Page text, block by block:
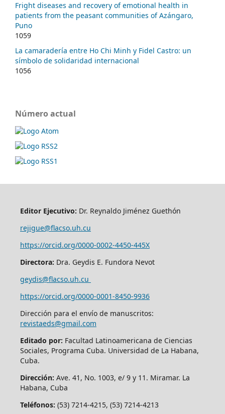
Fright diseases and recovery of emotional health in
patients from the peasant communities of Azángaro,
Puno
1059
La camaradería entre Ho Chi Minh y Fidel Castro: un
símbolo de solidaridad internacional
1056
Número actual
Editor Ejecutivo: Dr. Reynaldo Jiménez Guethón
rejigue@flacso.uh.cu
https://orcid.org/0000-0002-4450-445X
Directora: Dra. Geydis E. Fundora Nevot
geydis@flacso.uh.cu
https://orcid.org/0000-0001-8450-9936
Dirección para el envío de manuscritos:
revistaeds@gmail.com
Editado por: Facultad Latinoamericana de Ciencias
Sociales, Programa Cuba. Universidad de La Habana,
Cuba.
Dirección: Ave. 41, No. 1003, e/ 9 y 11. Miramar. La
Habana, Cuba
Teléfonos: (53) 7214-4215, (53) 7214-4213